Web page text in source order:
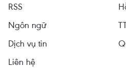
RSS
Ngôn ngữ
Dịch vụ tin
Liên hệ